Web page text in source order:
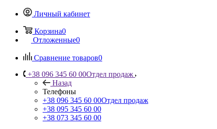
Личный кабинет
Корзина0
Отложенные0
Сравнение товаров0
+38 096 345 60 00Отдел продаж
Назад
Телефоны
+38 096 345 60 00Отдел продаж
+38 095 345 60 00
+38 073 345 60 00